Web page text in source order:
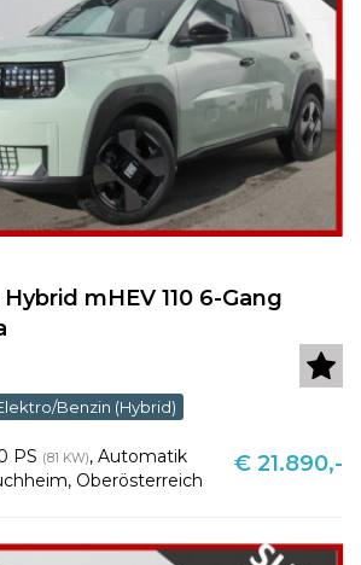
mHEV 110 6-Gang
Benzin (Hybrid)
PS (81 KW), Automatik
, Oberösterreich
€ 21.890,-